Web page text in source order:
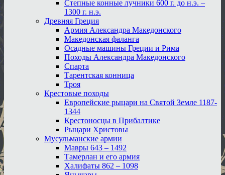
Степные конные лучники 600 г. до н.э. –
1300 г. н.э.
Древняя Греция
Армия Александра Македонского
Македонская фаланга
Осадные машины Греции и Рима
Походы Александра Македонского
Спарта
Тарентская конница
Троя
Крестовые походы
Европейские рыцари на Святой Земле 1187-
1344
Крестоносцы в Прибалтике
Рыцари Христовы
Мусульманские армии
Мавры 643 – 1492
Тамерлан и его армия
Халифаты 862 – 1098